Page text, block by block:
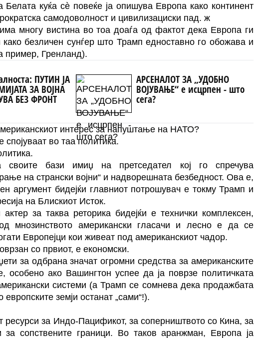
Белата куќа сè повеќе ја опишува Европа како континент
самодоволност и цивилизациски пад. ж
многу вистина во тоа доаѓа од фактот дека Европа ги
безличен сунѓер што Трамп едноставно го обожава и
пример, Гренланд).
ПУТИН ЈА
ЗА ВОЈНА
БЕЗ ФРОНТ
АРСЕНАЛОТ ЗА „УДОБНО
ВОЈУВАЊЕ“ е исцрпен - што
сега?
интерес за напуштање на НАТО?
во таа политика.
бази имиџ на претседател кој го спречува
на странски војни“ и надворешната безбедност. Ова е,
аргумент бидејќи главниот потрошувач е токму Трамп и
на Блискиот Исток.
за таква реторика бидејќи е технички комплексен,
мнозинството американски гласачи и лесно е да се
Европејци кои живеат под американскиот чадор.
со првиот, е економски.
за одбрана значат огромни средства за американските
особено ако Вашингтон успее да ја поврзе политичката
системи (а Трамп се сомнева дека продажбата
земји останат „сами“!).
за Индо-Пацификот, за соперништвото со Кина, за
сопствените граници. Во таков аранжман, Европа ја